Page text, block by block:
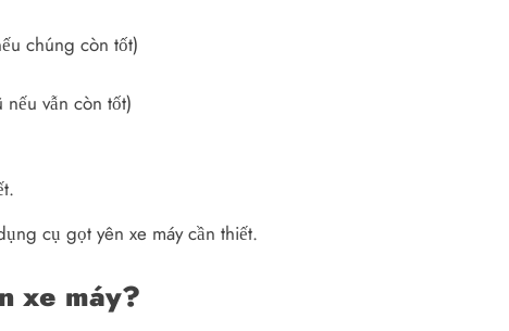
chúng còn tốt)
vẫn còn tốt)
cụ gọt yên xe máy cần thiết.
xe máy?